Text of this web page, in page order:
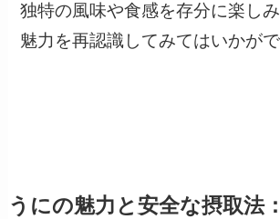
独特の風味や食感を存分に楽し
魅力を再認識してみてはいかがで
うにの魅力と安全な摂取法